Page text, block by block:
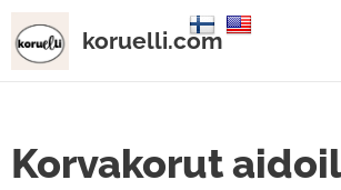
koruelli.com
Korvakorut